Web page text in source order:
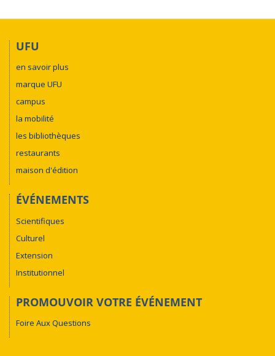
UFU
en savoir plus
marque UFU
campus
la mobilité
les bibliothèques
restaurants
maison d'édition
ÉVÉNEMENTS
Scientifiques
Culturel
Extension
Institutionnel
PROMOUVOIR VOTRE ÉVÉNEMENT
Foire Aux Questions